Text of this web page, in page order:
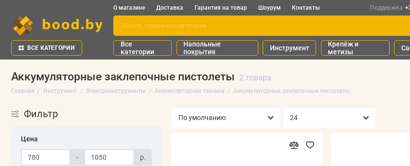
О магазине Доставка Гарантия на товар Шоурум Контакты Поддержка
ВСЕ КАТЕГОРИИ
Все
категории
Напольные
покрытия
Инструмент
Крепёж и
метизы
Аккумуляторные заклепочные пистолеты 2 товара
Главная Инструмент Электроинструменты Аккумуляторная техника Аккумуляторные заклепочные пистолеты
Фильтр
Цена
- р.